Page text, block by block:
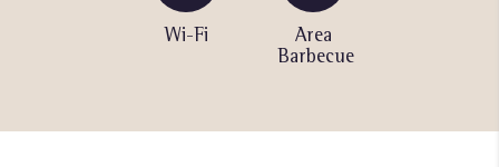
Wi-Fi
Area
Barbecue